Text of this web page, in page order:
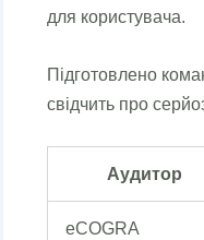
для користувача.
Підготовлено
свідчить про
Аудитор
eCOGRA